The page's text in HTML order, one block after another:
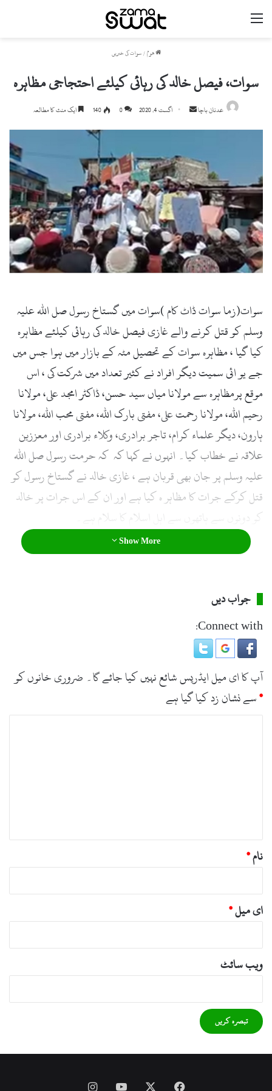
مینو
ھوم / سوات کی خبریں
سوات، فیصل خالد کی رہائی کیلئے احتجاجی مظاہرہ
عدنان باچا
Send اگست 4, 2020 0
140 ایک منٹ کا مطالعہ
سوات(زما سوات ڈاٹ کام )سوات میں گستاخ رسول صل اللہ علیہ
وسلم کو قتل کرنے والے غازی فیصل خالد کی رہائی کیلئے مظاہرہ
کیا گیا ، مظاہرہ سوات کے تحصیل مٹہ کے بازار میں ہوا جس میں
جے یو ائی سمیت دیگر افراد نے کثیر تعداد میں شرکت کی ، اس
موقع پرمظاہرہ سے مولانا میاں سید حسن، ڈاکٹر امجد علی، مولانا
رحیم اللہ، مولانا رحمت علی، مفتی بارک اللہ، مفتی محب اللہ، مولانا
ہارون، دیگر علماء کرام، تاجر برادری، وکلاء برادری اور معززین
علاقہ نے خطاب کیا۔ انہوں نے کہا کہ کہ حرمت رسول صل اللہ
علیہ وسلم پر جان بھی قربان ہے ، غازی خالد نے گستاخ رسول کو
قتل کرکے جرات کا مظاہر ہ کیا ہے اور ان کے اس جرات پر خالد
کو دونوں سے ہاتھوں سے اہل اسلام کا سلام ہے۔
Show More
جواب دیں
Connect with:
آپ کا ای میل ایڈریس شائع نہیں کیا جائے گا۔ ضروری خانوں کو
*سے نشان زد کیا گیا ہے
نام*
ای میل*
ویب‌ سائٹ
Facebook
YouTube
Instagram